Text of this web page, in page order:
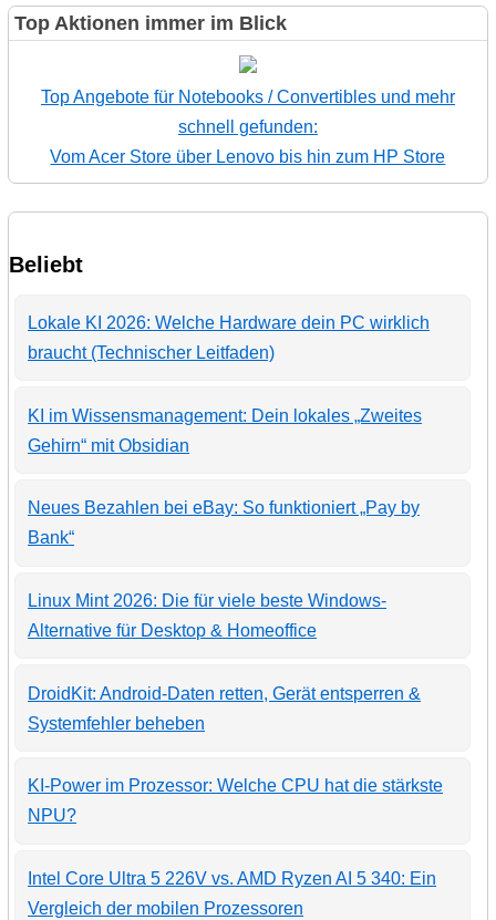
Top Aktionen immer im Blick
Top Angebote für Notebooks / Convertibles und mehr
schnell gefunden:
Vom Acer Store über Lenovo bis hin zum HP Store
Beliebt
Lokale KI 2026: Welche Hardware dein PC wirklich
braucht (Technischer Leitfaden)
KI im Wissensmanagement: Dein lokales „Zweites
Gehirn“ mit Obsidian
Neues Bezahlen bei eBay: So funktioniert „Pay by
Bank“
Linux Mint 2026: Die für viele beste Windows-
Alternative für Desktop & Homeoffice
DroidKit: Android-Daten retten, Gerät entsperren &
Systemfehler beheben
KI-Power im Prozessor: Welche CPU hat die stärkste
NPU?
Intel Core Ultra 5 226V vs. AMD Ryzen AI 5 340: Ein
Vergleich der mobilen Prozessoren